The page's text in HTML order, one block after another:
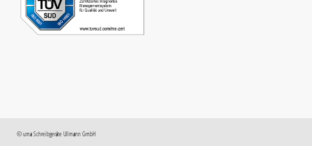
©umaSchreibgeräte Ullmann GmbH